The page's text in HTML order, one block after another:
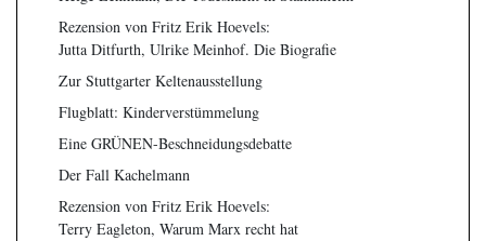
Rezension von Fritz Erik Hoevels:
Jutta Ditfurth, Ulrike Meinhof. Die Biografie
Zur Stuttgarter Keltenausstellung
Flugblatt: Kinderverstümmelung
Eine GRÜNEN-Beschneidungsdebatte
Der Fall Kachelmann
Rezension von Fritz Erik Hoevels:
Terry Eagleton, Warum Marx recht hat